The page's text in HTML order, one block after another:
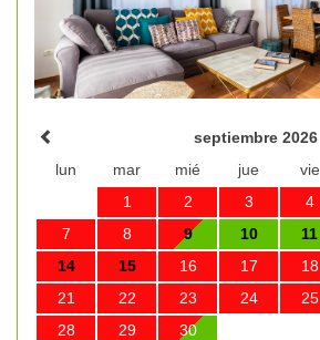
septiembre 2026
lun
mar mié jue vie
1
2 3 4
7
8 9 10 11
14
15 16 17 18
21
22 23 24 25
28
29 30